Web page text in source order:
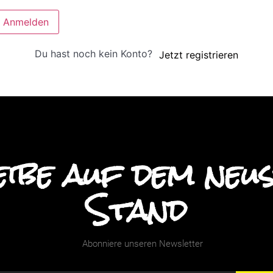
Anmelden
Du hast noch kein Konto? Jetzt registrieren
auf dem
Stand
Abonniere unseren Newsletter